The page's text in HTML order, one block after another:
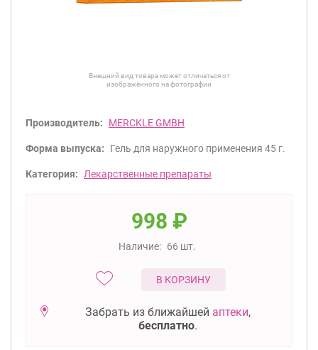
Внешний вид товара может отличаться от
изображённого на фотографии
Производитель: MERCKLE GMBH
Форма выпуска: Гель для наружного применения 45 г.
Категория: Лекарственные препараты
998 ₽
Наличие: 66 шт.
В КОРЗИНУ
Забрать из ближайшей аптеки,
бесплатно.